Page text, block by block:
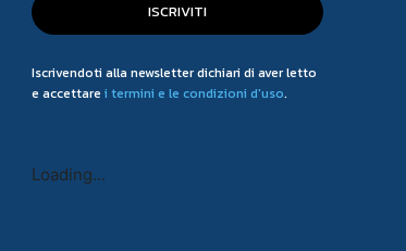
ISCRIVITI
Iscrivendoti alla newsletter dichiari di aver letto
e accettare i termini e le condizioni d'uso.
Loading...